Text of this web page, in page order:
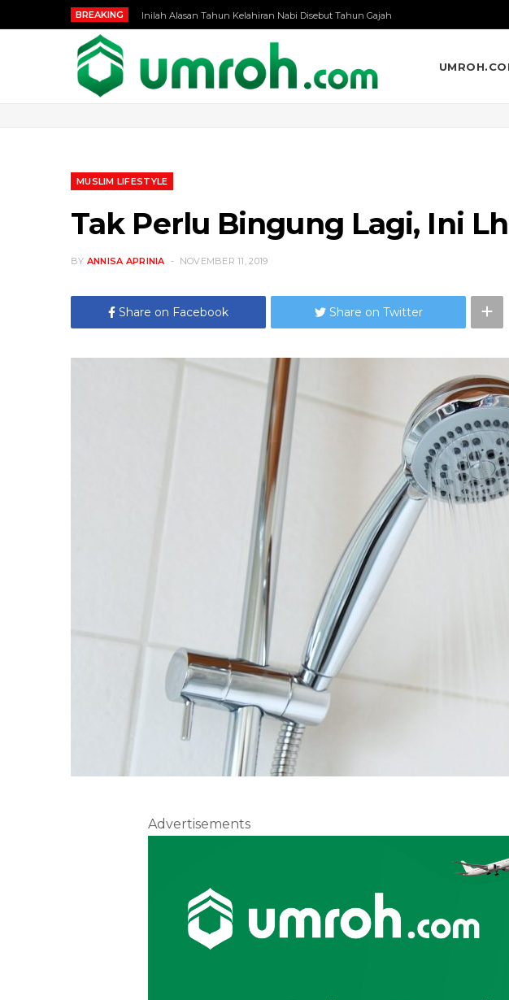
BREAKING Inilah Alasan Tahun Kelahiran Nabi Disebut Tahun Gajah
MUSLIM LIFESTYLE
Tak Perlu Bingung Lagi, Ini
BY ANNISA APRINIA NOVEMBER 11, 2019
Share on Facebook Share on Twitter
Advertisements